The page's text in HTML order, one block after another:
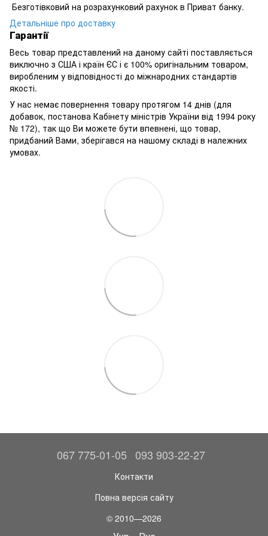
Безготівковий на розрахунковий рахунок в Приват банку.
Детальніше про доставку
Гарантії
Весь товар представлений на даному сайті поставляється
виключно з США і країн ЄС і є 100% оригінальним товаром,
виробленим у відповідності до міжнародних стандартів
якості.
У нас немає повернення товару протягом 14 днів (для
добавок, постанова Кабінету міністрів України від 1994 року
№ 172), так що Ви можете бути впевнені, що товар,
придбаний Вами, зберігався на нашому складі в належних
умовах.
067 775-01-05 093 903-22-27
Контакти
Повна версія сайту
© 2010—2026